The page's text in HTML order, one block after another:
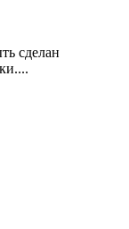
сделан